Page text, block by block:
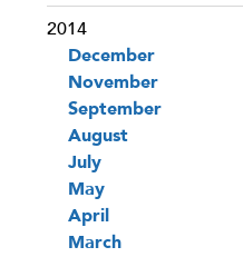
2014
December
November
September
August
July
May
April
March